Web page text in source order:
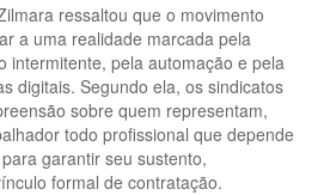
ressaltou que o movimento
a uma realidade marcada pela
intermitente, pela automação e pela
digitais. Segundo ela, os sindicatos
sobre quem representam,
todo profissional que depende
garantir seu sustento,
formal de contratação.